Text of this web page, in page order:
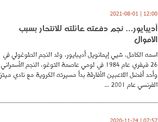
12:00 | 2021-08-01
أديبايور... نجم دفعته عائلته للانتحار بسبب
الأموال
اسمه الكامل، شيي إيمانويل أديبايور، ولد النجم الطوغولي في
26 فيفري عام 1984 في لومي عاصمة التوغو، النجم الأسمراني
وأحد أفضل اللاعبين الأفارقة بدأ مسيرته الكروية مع نادي ميتز
الفرنسي عام 2001 ...
07:57 | 2020-11-24